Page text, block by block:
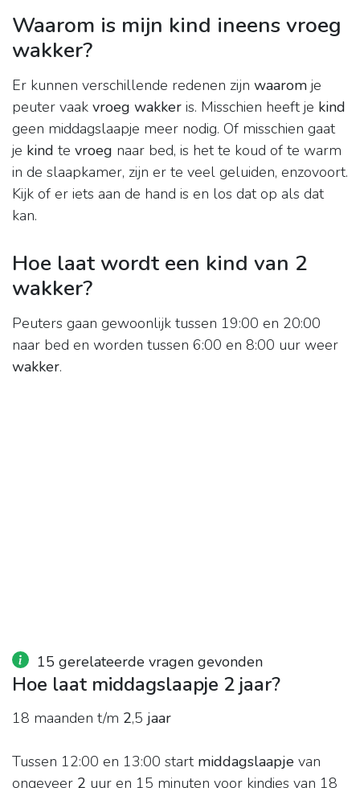
Waarom is mijn kind ineens vroeg
wakker?
Er kunnen verschillende redenen zijn waarom je
peuter vaak vroeg wakker is. Misschien heeft je kind
geen middagslaapje meer nodig. Of misschien gaat
je kind te vroeg naar bed, is het te koud of te warm
in de slaapkamer, zijn er te veel geluiden, enzovoort.
Kijk of er iets aan de hand is en los dat op als dat
kan.
Hoe laat wordt een kind van 2
wakker?
Peuters gaan gewoonlijk tussen 19:00 en 20:00
naar bed en worden tussen 6:00 en 8:00 uur weer
wakker.
15 gerelateerde vragen gevonden
Hoe laat middagslaapje 2 jaar?
18 maanden t/m 2,5 jaar
Tussen 12:00 en 13:00 start middagslaapje van
ongeveer 2 uur en 15 minuten voor kindjes van 18